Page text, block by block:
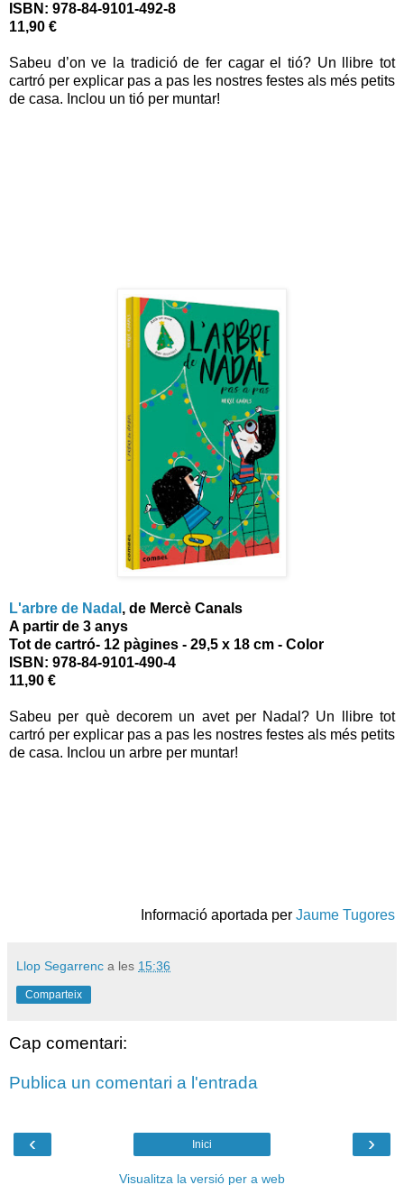
ISBN: 978-84-9101-492-8
11,90 €
Sabeu d’on ve la tradició de fer cagar el tió? Un llibre tot
cartró per explicar pas a pas les nostres festes als més petits
de casa. Inclou un tió per muntar!
L'arbre de Nadal , de Mercè Canals
A partir de 3 anys
Tot de cartró- 12 pàgines - 29,5 x 18 cm - Color
ISBN: 978-84-9101-490-4
11,90 €
Sabeu per què decorem un avet per Nadal? Un llibre tot
cartró per explicar pas a pas les nostres festes als més petits
de casa. Inclou un arbre per muntar!
Informació aportada per Jaume Tugores
Llop Segarrenc a les 15:36
Comparteix
Cap comentari:
Publica un comentari a l'entrada
‹ ›
Inici
Visualitza la versió per a web